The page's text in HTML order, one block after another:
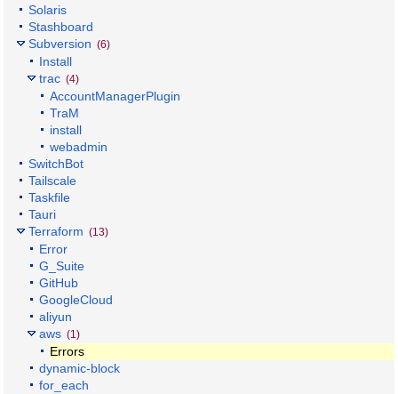
Solaris
Stashboard
Subversion (6)
Install
trac (4)
AccountManagerPlugin
TraM
install
webadmin
SwitchBot
Tailscale
Taskfile
Tauri
Terraform (13)
Error
G_Suite
GitHub
GoogleCloud
aliyun
aws (1)
Errors
dynamic-block
for_each